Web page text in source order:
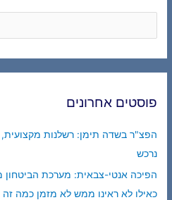
פוסטים אחרונים
הפצ"ר בשדה תימן: רשלנות מקצועית,
נרכש
הפיכה אנטי-צבאית: מערכת
כאילו לא ראינו ממש לא מזמן כמה זה